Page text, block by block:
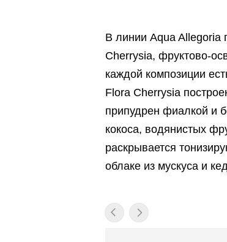
В линии Aqua Allegoria
Cherrysia, фруктово-
каждой композиции
Flora Cherrysia
припудрен фиалкой и
кокоса, водянистых
раскрывается
облаке из мускуса и